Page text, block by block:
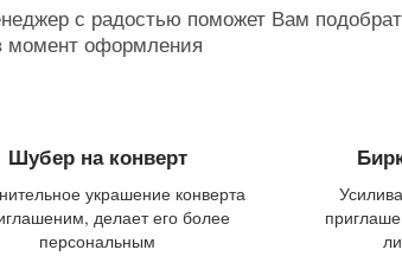
с радостью поможет Вам
момент оформления
Шубер на конверт
украшение конверта
делает его более
персональным